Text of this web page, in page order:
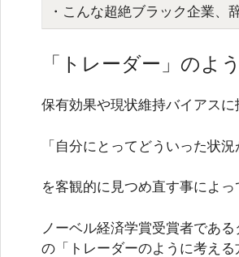
・こんな超絶ブラック企業、
「トレーダー」のよ
保有効果や現状維持バイアス
「自分にとってどういった状況
を客観的に見つめ直す事によ
ノーベル経済学賞受賞者であ
の「トレーダーのように考え